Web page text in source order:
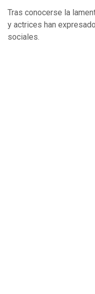
Tras conocerse la
y actrices han
sociales.